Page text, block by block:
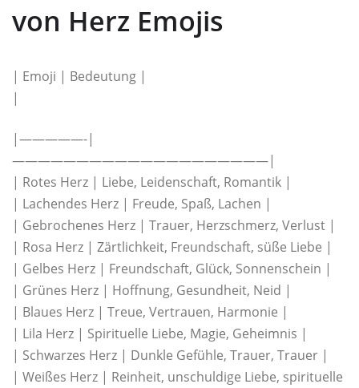
von Herz Emojis
| Emoji | Bedeutung |
|
|—————-|
————————————————————|
| Rotes Herz | Liebe, Leidenschaft, Romantik |
| Lachendes Herz | Freude, Spaß, Lachen |
| Gebrochenes Herz | Trauer, Herzschmerz, Verlust |
| Rosa Herz | Zärtlichkeit, Freundschaft, süße Liebe |
| Gelbes Herz | Freundschaft, Glück, Sonnenschein |
| Grünes Herz | Hoffnung, Gesundheit, Neid |
| Blaues Herz | Treue, Vertrauen, Harmonie |
| Lila Herz | Spirituelle Liebe, Magie, Geheimnis |
| Schwarzes Herz | Dunkle Gefühle, Trauer, Trauer |
| Weißes Herz | Reinheit, unschuldige Liebe, spirituelle